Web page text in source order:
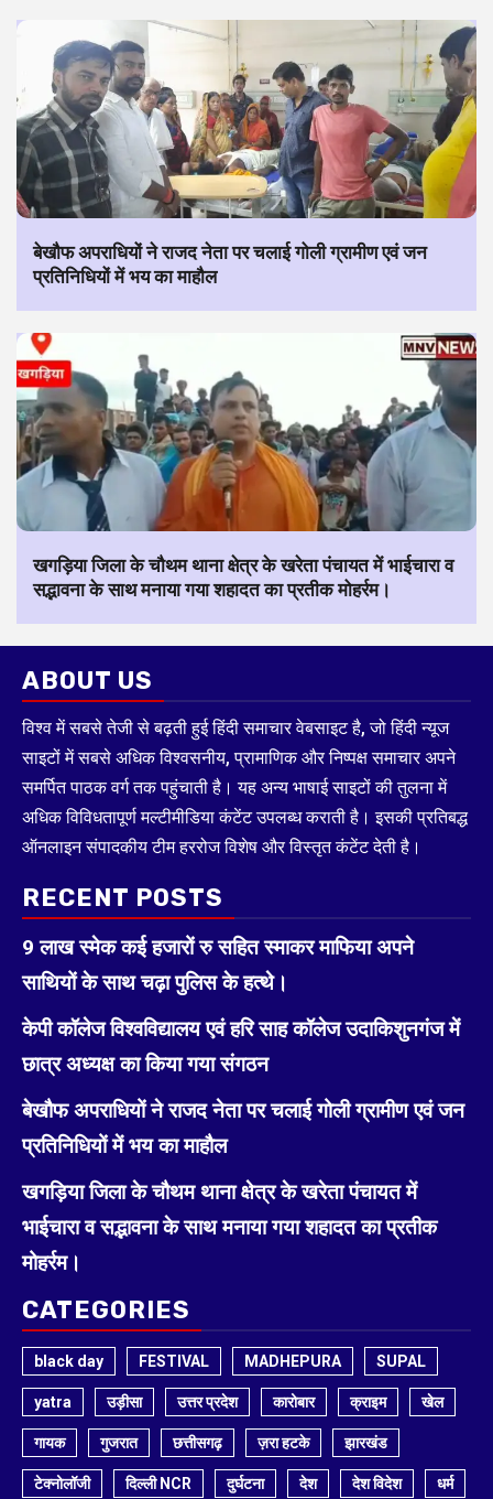
बेखौफ अपराधियों ने राजद नेता पर चलाई गोली ग्रामीण एवं जन
प्रतिनिधियों में भय का माहौल
खगड़िया जिला के चौथम थाना क्षेत्र के खरेता पंचायत में भाईचारा व
सद्भावना के साथ मनाया गया शहादत का प्रतीक मोहर्रम।
ABOUT US
विश्व में सबसे तेजी से बढ़ती हुई हिंदी समाचार वेबसाइट है, जो हिंदी न्यूज
साइटों में सबसे अधिक विश्वसनीय, प्रामाणिक और निष्पक्ष समाचार अपने
समर्पित पाठक वर्ग तक पहुंचाती है। यह अन्य भाषाई साइटों की तुलना में
अधिक विविधतापूर्ण मल्टीमीडिया कंटेंट उपलब्ध कराती है। इसकी प्रतिबद्ध
ऑनलाइन संपादकीय टीम हररोज विशेष और विस्तृत कंटेंट देती है।
RECENT POSTS
9 लाख स्मेक कई हजारों रु सहित स्माकर माफिया अपने
साथियों के साथ चढ़ा पुलिस के हत्थे।
केपी कॉलेज विश्वविद्यालय एवं हरि साह कॉलेज उदाकिशुनगंज में
छात्र अध्यक्ष का किया गया संगठन
बेखौफ अपराधियों ने राजद नेता पर चलाई गोली ग्रामीण एवं जन
प्रतिनिधियों में भय का माहौल
खगड़िया जिला के चौथम थाना क्षेत्र के खरेता पंचायत में
भाईचारा व सद्भावना के साथ मनाया गया शहादत का प्रतीक
मोहर्रम।
CATEGORIES
black day FESTIVAL MADHEPURA SUPAL
yatra उड़ीसा उत्तर प्रदेश कारोबार क्राइम खेल
गायक गुजरात छत्तीसगढ़ ज़रा हटके झारखंड
टेक्नोलॉजी दिल्ली NCR दुर्घटना देश देश विदेश धर्म